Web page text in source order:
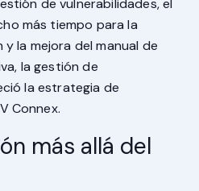
más tiempo para la
la mejora del manual de
la gestión de
la estrategia de
Connex.
más allá del